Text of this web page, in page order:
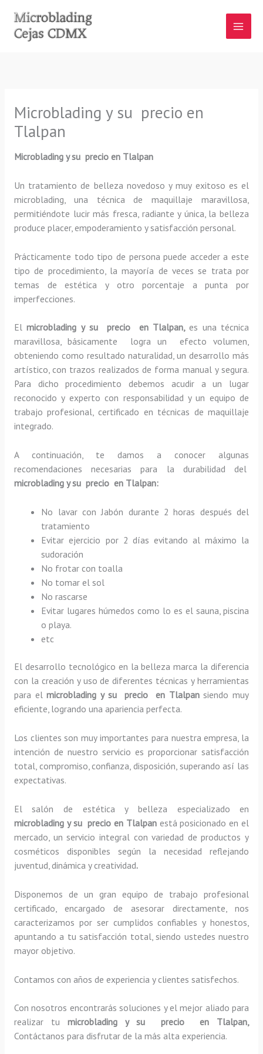
contenido
Microblading y su precio en
Tlalpan
Microblading y su precio en Tlalpan
Un tratamiento de belleza novedoso y muy exitoso es el
microblading, una técnica de maquillaje maravillosa,
permitiéndote lucir más fresca, radiante y única, la belleza
produce placer, empoderamiento y satisfacción personal.
Prácticamente todo tipo de persona puede acceder a este
tipo de procedimiento, la mayoría de veces se trata por
temas de estética y otro porcentaje a punta por
imperfecciones.
Elmicroblading y su precio en Tlalpan, es una técnica
maravillosa, básicamente
logra un efecto volumen,
obteniendo como resultado naturalidad, un desarrollo más
artístico, con trazos realizados de forma manual y segura.
Para dicho procedimiento debemos acudir a un lugar
reconocido y experto con responsabilidad y un equipo de
trabajo profesional, certificado en técnicas de maquillaje
integrado.
A continuación, te damos a conocer algunas
recomendaciones necesarias para la durabilidad del
microblading y su precio en Tlalpan:
No lavar con Jabón durante 2 horas después del
tratamiento
Evitar ejercicio por 2 días evitando al máximo la
sudoración
No frotar con toalla
No tomar el sol
No rascarse
Evitar lugares húmedos como lo es el sauna, piscina
o playa.
etc
El desarrollo tecnológico en la belleza marca la diferencia
con la creación y uso de diferentes técnicas y herramientas
para elmicroblading y su precio en Tlalpansiendo muy
eficiente, logrando una apariencia perfecta.
Los clientes son muy importantes para nuestra empresa, la
intención de nuestro servicio es proporcionar satisfacción
total, compromiso, confianza, disposición, superando así las
expectativas.
El salón de estética y belleza especializado en
microblading y su precio en Tlalpanestá posicionado en el
mercado, un servicio integral con variedad de productos y
cosméticos disponibles según la necesidad reflejando
juventud, dinámica y creatividad.
Disponemos de un gran equipo de trabajo profesional
certificado, encargado de asesorar directamente, nos
caracterizamos por ser cumplidos confiables y honestos,
apuntando a tu satisfacción total, siendo ustedes nuestro
mayor objetivo.
Contamos con años de experiencia y clientes satisfechos.
Con nosotros encontrarás soluciones y el mejor aliado para
realizar tumicroblading y su precio en Tlalpan,
Contáctanos para disfrutar de la más alta experiencia.